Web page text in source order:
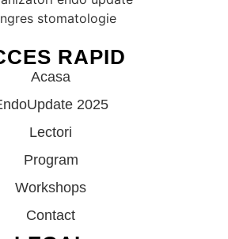
RAPID
Acasa
2025
Lectori
Program
Workshops
Contact